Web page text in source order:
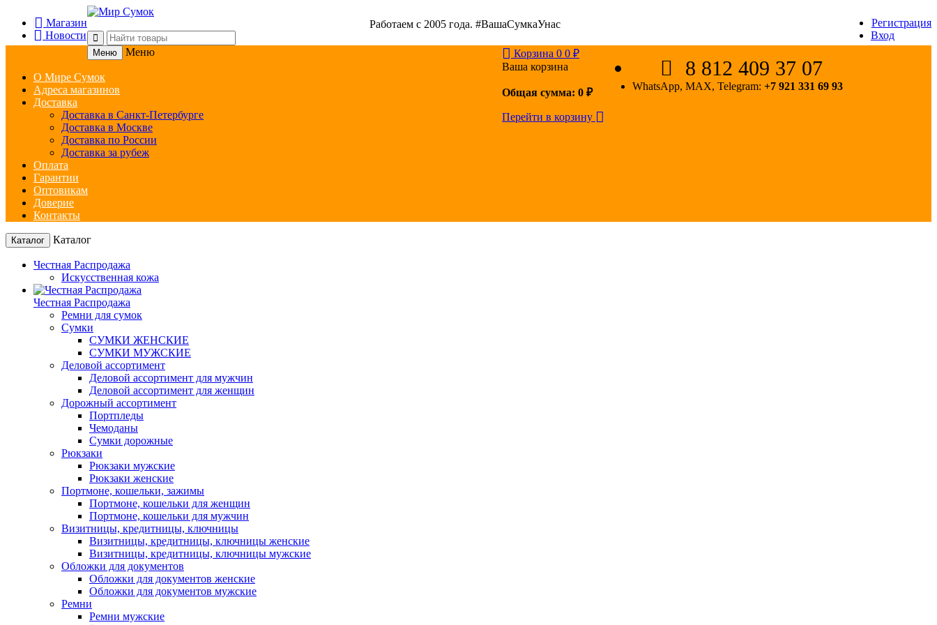
Магазин
Новости
Регистрация
Вход
Работаем с 2005 года. #ВашаСумкаУнас
8 812 409 37 07
WhatsApp, MAX, Telegram: +7 921 331 69 93
Корзина 0 0 ₽
Ваша корзина
Общая сумма: 0 ₽
Перейти в корзину
Меню Меню
О Мире Сумок
Адреса магазинов
Доставка
Доставка в Санкт-Петербурге
Доставка в Москве
Доставка по России
Доставка за рубеж
Оплата
Гарантии
Оптовикам
Доверие
Контакты
Каталог Каталог
Честная Распродажа
Искусственная кожа
Честная Распродажа
Ремни для сумок
Сумки
СУМКИ ЖЕНСКИЕ
СУМКИ МУЖСКИЕ
Деловой ассортимент
Деловой ассортимент для мужчин
Деловой ассортимент для женщин
Дорожный ассортимент
Портпледы
Чемоданы
Сумки дорожные
Рюкзаки
Рюкзаки мужские
Рюкзаки женские
Портмоне, кошельки, зажимы
Портмоне, кошельки для женщин
Портмоне, кошельки для мужчин
Визитницы, кредитницы, ключницы
Визитницы, кредитницы, ключницы женские
Визитницы, кредитницы, ключницы мужские
Обложки для документов
Обложки для документов женские
Обложки для документов мужские
Ремни
Ремни мужские